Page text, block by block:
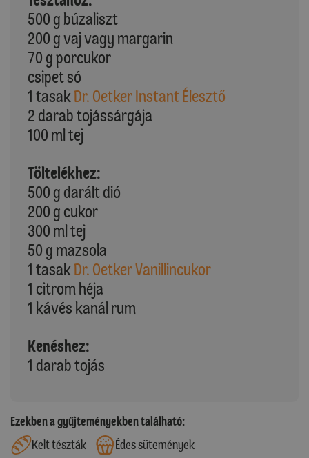
500 g búzaliszt
200 g vaj vagy margarin
70 g porcukor
csipet só
1 tasak Dr. Oetker Instant Élesztő
2 darab tojássárgája
100 ml tej
Töltelékhez:
500 g darált dió
200 g cukor
300 ml tej
50 g mazsola
1 tasak Dr. Oetker Vanillincukor
1 citrom héja
1 kávés kanál rum
Kenéshez:
1 darab tojás
Ezekben a gyűjteményekben található:
Kelt tészták
Édes sütemények